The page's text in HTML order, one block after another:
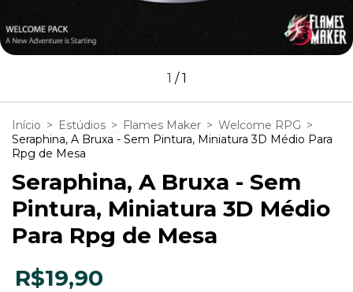
1 /1
Início > Estúdios > Flames Maker > Welcome RPG >
Seraphina, A Bruxa - Sem Pintura, Miniatura 3D Médio Para
Rpg de Mesa
Seraphina, A Bruxa - Sem
Pintura, Miniatura 3D Médio
Para Rpg de Mesa
R$19,90